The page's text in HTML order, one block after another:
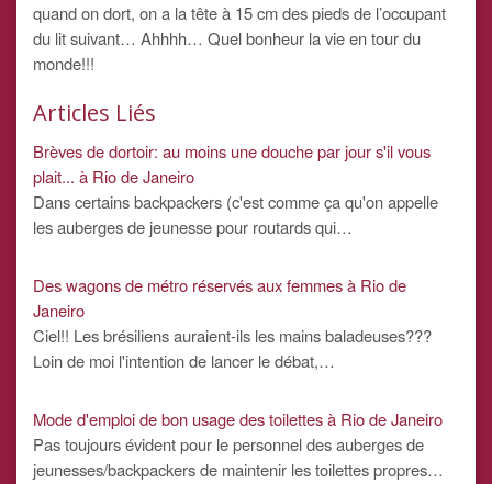
quand on dort, on a la tête à 15 cm des pieds de l’occupant
du lit suivant… Ahhhh… Quel bonheur la vie en tour du
monde!!!
Articles Liés
Brèves de dortoir: au moins une douche par jour s'il vous
plait... à Rio de Janeiro
Dans certains backpackers (c'est comme ça qu'on appelle
les auberges de jeunesse pour routards qui…
Des wagons de métro réservés aux femmes à Rio de
Janeiro
Ciel!! Les brésiliens auraient-ils les mains baladeuses???
Loin de moi l'intention de lancer le débat,…
Mode d'emploi de bon usage des toilettes à Rio de Janeiro
Pas toujours évident pour le personnel des auberges de
jeunesses/backpackers de maintenir les toilettes propres…